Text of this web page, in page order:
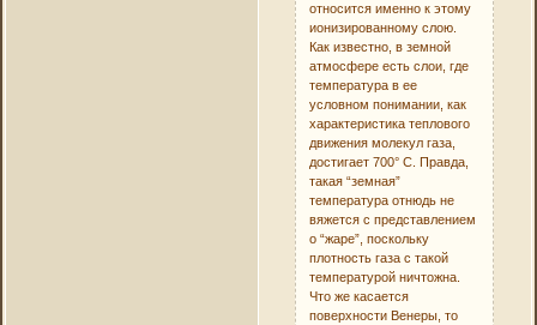
относится именно к этому
ионизированному слою.
Как известно, в земной
атмосфере есть слои, где
температура в ее
условном понимании, как
характеристика теплового
движения молекул газа,
достигает 700° С. Правда,
такая “земная”
температура отнюдь не
вяжется с представлением
о “жаре”, поскольку
плотность газа с такой
температурой ничтожна.
Что же касается
поверхности Венеры, то